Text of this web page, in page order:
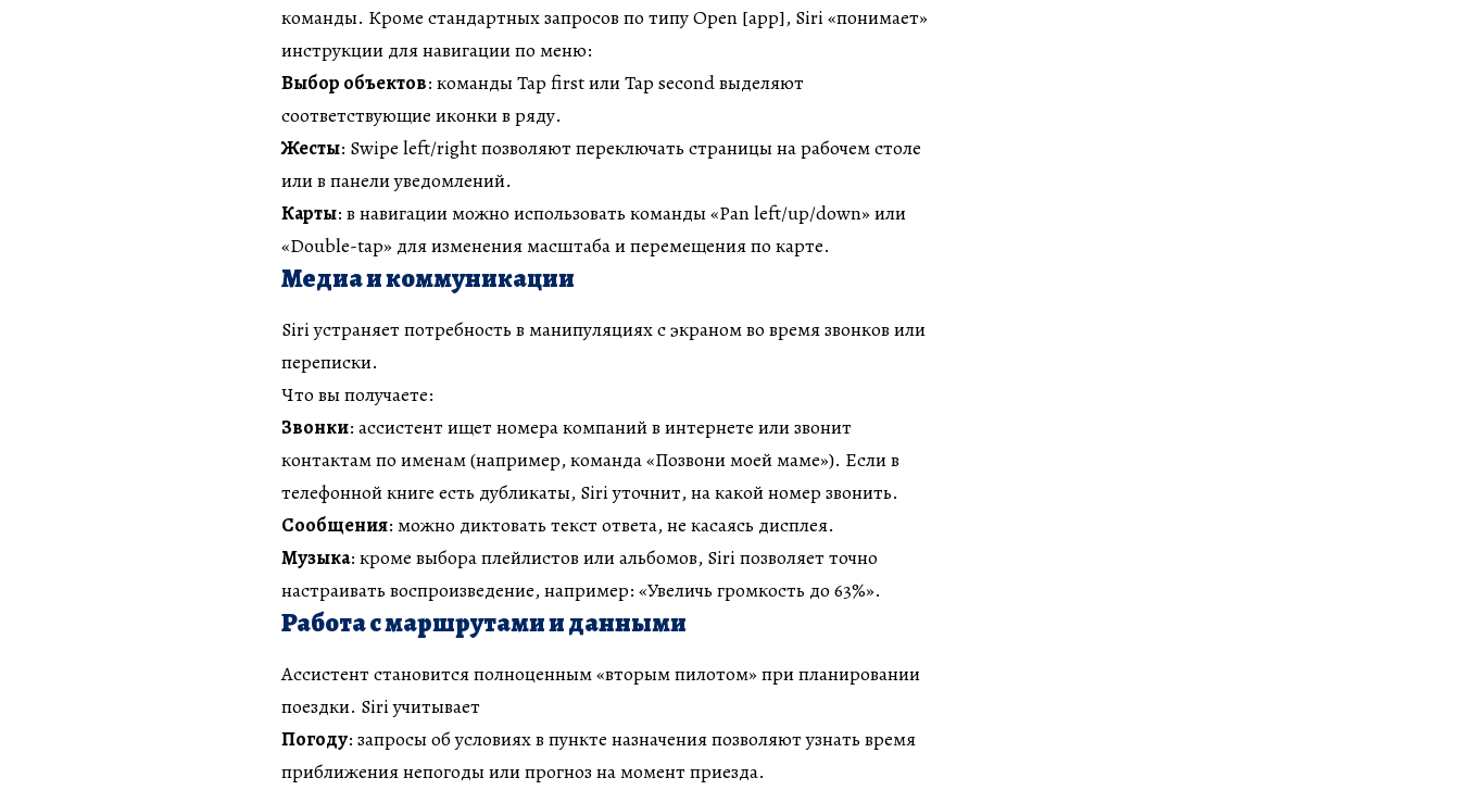
команды. Кроме стандартных запросов по типу Open [app], Siri «понимает»
инструкции для навигации по меню:
Выбор объектов: команды Tap first или Tap second выделяют
соответствующие иконки в ряду.
Жесты: Swipe left/right позволяют переключать страницы на рабочем столе
или в панели уведомлений.
Карты: в навигации можно использовать команды «Pan left/up/down» или
«Double-tap» для изменения масштаба и перемещения по карте.
Медиа и коммуникации
Siri устраняет потребность в манипуляциях с экраном во время звонков или
переписки.
Что вы получаете:
Звонки: ассистент ищет номера компаний в интернете или звонит
контактам по именам (например, команда «Позвони моей маме»). Если в
телефонной книге есть дубликаты, Siri уточнит, на какой номер звонить.
Сообщения: можно диктовать текст ответа, не касаясь дисплея.
Музыка: кроме выбора плейлистов или альбомов, Siri позволяет точно
настраивать воспроизведение, например: «Увеличь громкость до 63%».
Работа с маршрутами и данными
Ассистент становится полноценным «вторым пилотом» при планировании
поездки. Siri учитывает
Погоду: запросы об условиях в пункте назначения позволяют узнать время
приближения непогоды или прогноз на момент приезда.